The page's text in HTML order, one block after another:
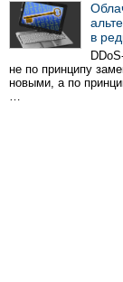
в
не по принципу
новыми, а по
…